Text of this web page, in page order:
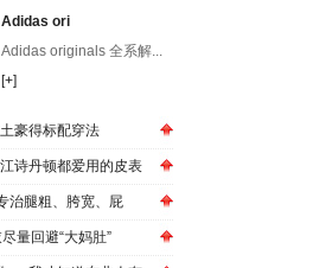
Adidas ori
Adidas originals 全系解...
[+]
豪得标配穿法
诗丹顿都爱用的皮表
治腿粗、胯宽、屁
量回避“大妈肚”